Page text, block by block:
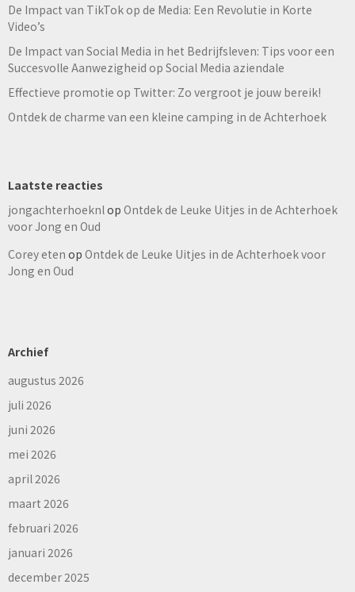
De Impact van TikTok op de Media: Een Revolutie in Korte
Video’s
De Impact van Social Media in het Bedrijfsleven: Tips voor een
Succesvolle Aanwezigheid op Social Media aziendale
Effectieve promotie op Twitter: Zo vergroot je jouw bereik!
Ontdek de charme van een kleine camping in de Achterhoek
Laatste reacties
jongachterhoeknl op Ontdek de Leuke Uitjes in de Achterhoek
voor Jong en Oud
Corey eten op Ontdek de Leuke Uitjes in de Achterhoek voor
Jong en Oud
Archief
augustus 2026
juli 2026
juni 2026
mei 2026
april 2026
maart 2026
februari 2026
januari 2026
december 2025